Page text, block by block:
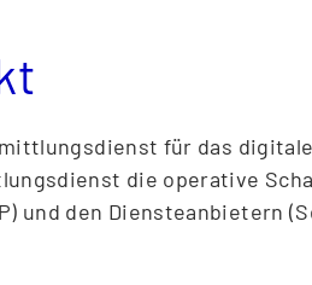
für das
die operative
und den Diensteanbietern
zwischen den